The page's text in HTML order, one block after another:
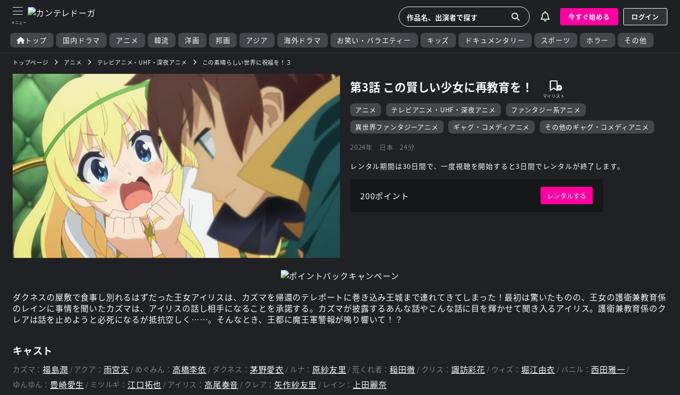
今すぐ始める ログイン
トップ 国内ドラマ アニメ 韓流 洋画 邦画 アジア 海外ドラマ お笑い・バラエティー キッズ ドキュメンタリー スポーツ ホラー その他
トップページ アニメ テレビアニメ・UHF・深夜アニメ この素晴らしい世界に祝福を！３
第3話 この賢しい少女に再教育を！
アニメ テレビアニメ・UHF・深夜アニメ
ファンタジー系アニメ
異世界ファンタジーアニメ
ギャグ・コメディアニメ その他のギャグ・コメディアニメ
2024年 日本 24分
レンタル期間は30日間で、一度視聴を開始すると3日間でレンタルが終了します。
200ポイント レンタルする
ダクネスの屋敷で食事し別れるはずだった王女アイリスは、カズマを帰還のテレポートに巻き込み王城まで連れてきてしまった！最初は驚いたものの、王女の護衛兼教育係
のレインに事情を聞いたカズマは、アイリスの話し相手になることを承諾する。カズマが披露するあんな話やこんな話に目を輝かせて聞き入るアイリス。護衛兼教育係のク
レアは話を止めようと必死になるが抵抗空しく……。そんなとき、王都に魔王軍警報が鳴り響いて！？
キャスト
カズマ：福島潤 アクア： 雨宮天 めぐみん： 高橋李依 ダクネス： 茅野愛衣 ルナ： 原紗友里 荒くれ者：稲田徹 クリス： 諏訪彩花 ウィズ： 堀江由衣 バニル： 西田雅一
ゆんゆん： 豊崎愛生 ミツルギ： 江口拓也 アイリス： 高尾奏音 クレア： 矢作紗友里 レイン： 上田麗奈